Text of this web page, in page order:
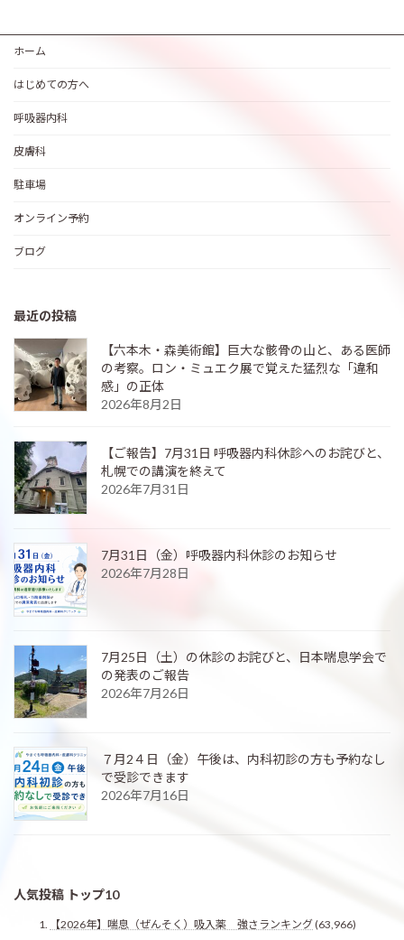
ホーム
はじめての方へ
呼吸器内科
皮膚科
駐車場
オンライン予約
ブログ
最近の投稿
【六本木・森美術館】巨大な骸骨の山と、ある医師
の考察。ロン・ミュエク展で覚えた猛烈な「違和
感」の正体
2026年8月2日
【ご報告】7月31日 呼吸器内科休診へのお詫びと、
札幌での講演を終えて
2026年7月31日
7月31日（金）呼吸器内科休診のお知らせ
2026年7月28日
7月25日（土）の休診のお詫びと、日本喘息学会で
の発表のご報告
2026年7月26日
７月2４日（金）午後は、内科初診の方も予約なし
で受診できます
2026年7月16日
人気投稿 トップ10
【2026年】喘息（ぜんそく）吸入薬 強さランキング(63,966)